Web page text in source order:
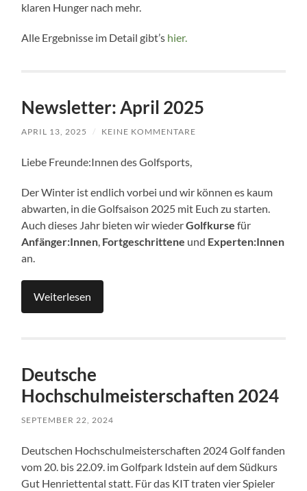
klaren Hunger nach mehr.
Alle Ergebnisse im Detail gibt’s hier.
Newsletter: April 2025
APRIL 13, 2025 / KEINE KOMMENTARE
Liebe Freunde:Innen des Golfsports,
Der Winter ist endlich vorbei und wir können es kaum
abwarten, in die Golfsaison 2025 mit Euch zu starten.
Auch dieses Jahr bieten wir wiederGolfkurse für
Anfänger:Innen, Fortgeschrittene und Experten:Innen
an.
Weiterlesen
Deutsche
Hochschulmeisterschaften 2024
SEPTEMBER 22, 2024
Deutschen Hochschulmeisterschaften 2024 Golf fanden
vom 20. bis 22.09. im Golfpark Idstein auf dem Südkurs
Gut Henriettental statt. Für das KIT traten vier Spieler